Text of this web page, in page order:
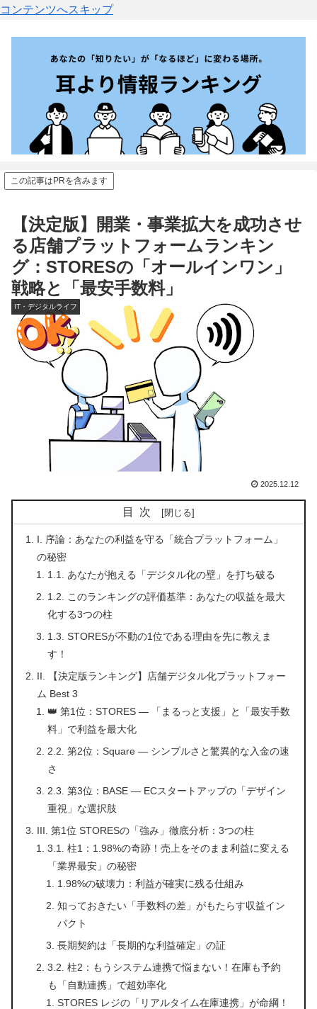
コンテンツへスキップ
この記事はPRを含みます
【決定版】開業・事業拡大を成功させ
る店舗プラットフォームランキン
グ：STORESの「オールインワン」
戦略と「最安手数料」
IT・デジタルライフ
2025.12.12
目次
I. 序論：あなたの利益を守る「統合プラットフォーム」
の秘密
1.1. あなたが抱える「デジタル化の壁」を打ち破る
1.2. このランキングの評価基準：あなたの収益を最大
化する3つの柱
1.3. STORESが不動の1位である理由を先に教えま
す！
II. 【決定版ランキング】店舗デジタル化プラットフォー
ム Best 3
👑 第1位：STORES — 「まるっと支援」と「最安手数
料」で利益を最大化
2.2. 第2位：Square — シンプルさと驚異的な入金の速
さ
2.3. 第3位：BASE — ECスタートアップの「デザイン
重視」な選択肢
III. 第1位 STORESの「強み」徹底分析：3つの柱
3.1. 柱1：1.98%の奇跡！売上をそのまま利益に変える
「業界最安」の秘密
1.98%の破壊力：利益が確実に残る仕組み
知っておきたい「手数料の差」がもたらす収益イン
パクト
長期契約は「長期的な利益確定」の証
3.2. 柱2：もうシステム連携で悩まない！在庫も予約
も「自動連携」で超効率化
STORES レジの「リアルタイム在庫連携」が命綱！